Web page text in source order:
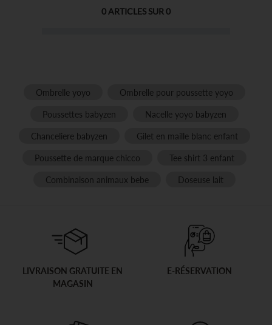
0 ARTICLES SUR 0
Ombrelle yoyo
Ombrelle pour poussette yoyo
Poussettes babyzen
Nacelle yoyo babyzen
Chanceliere babyzen
Gilet en maille blanc enfant
Poussette de marque chicco
Tee shirt 3 enfant
Combinaison animaux bebe
Doseuse lait
LIVRAISON GRATUITE EN
MAGASIN
E-RÉSERVATION